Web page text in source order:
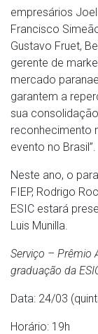
empresários
Francisco
Gustavo Fruet,
gerente de
mercado
garantem a
sua
reconhecimento
evento no Brasil”.
Neste ano, o
FIEP, Rodrigo
ESIC estará
Luis Munilla.
Serviço – Prêmio
graduação da
Data: 24/03
Horário: 19h